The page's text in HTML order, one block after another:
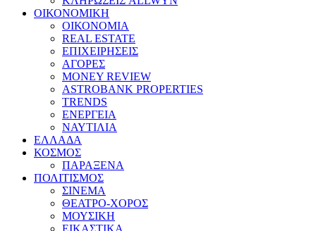
ΟΙΚΟΝΟΜΙΚΗ
ΟΙΚΟΝΟΜΙΑ
REAL ESTATE
ΕΠΙΧΕΙΡΗΣΕΙΣ
ΑΓΟΡΕΣ
MONEY REVIEW
ASTROBANK PROPERTIES
TRENDS
ΕΝΕΡΓΕΙΑ
ΝΑΥΤΙΛΙΑ
ΕΛΛΑΔΑ
ΚΟΣΜΟΣ
ΠΑΡΑΞΕΝΑ
ΠΟΛΙΤΙΣΜΟΣ
ΣΙΝΕΜΑ
ΘΕΑΤΡΟ-ΧΟΡΟΣ
ΜΟΥΣΙΚΗ
ΕΙΚΑΣΤΙΚΑ